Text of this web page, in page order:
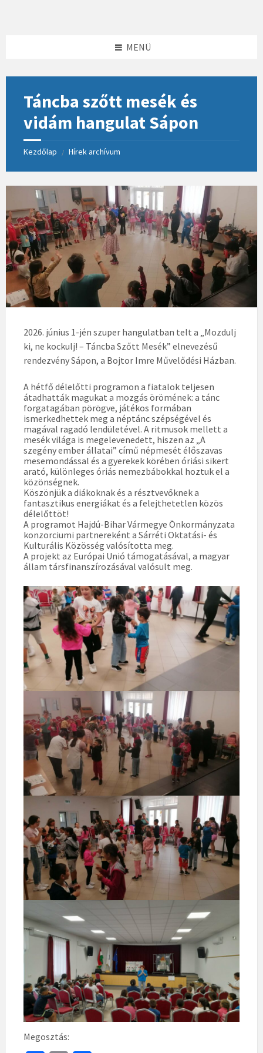
MENÜ
Táncba szőtt mesék és
vidám hangulat Sápon
Kezdőlap / Hírek archívum
2026. június 1-jén szuper hangulatban telt a „Mozdulj
ki, ne kockulj! – Táncba Szőtt Mesék” elnevezésű
rendezvény Sápon, a Bojtor Imre Művelődési Házban.
A hétfő délelőtti programon a fiatalok teljesen
átadhatták magukat a mozgás örömének: a tánc
forgatagában pörögve, játékos formában
ismerkedhettek meg a néptánc szépségével és
magával ragadó lendületével. A ritmusok mellett a
mesék világa is megelevenedett, hiszen az „A
szegény ember állatai” című népmesét élőszavas
mesemondással és a gyerekek körében óriási sikert
arató, különleges óriás nemezbábokkal hoztuk el a
közönségnek.
Köszönjük a diákoknak és a résztvevőknek a
fantasztikus energiákat és a felejthetetlen közös
délelőttöt!
A programot Hajdú-Bihar Vármegye Önkormányzata
konzorciumi partnereként a Sárréti Oktatási- és
Kulturális Közösség valósította meg.
A projekt az Európai Unió támogatásával, a magyar
állam társfinanszírozásával valósult meg.
Megosztás: